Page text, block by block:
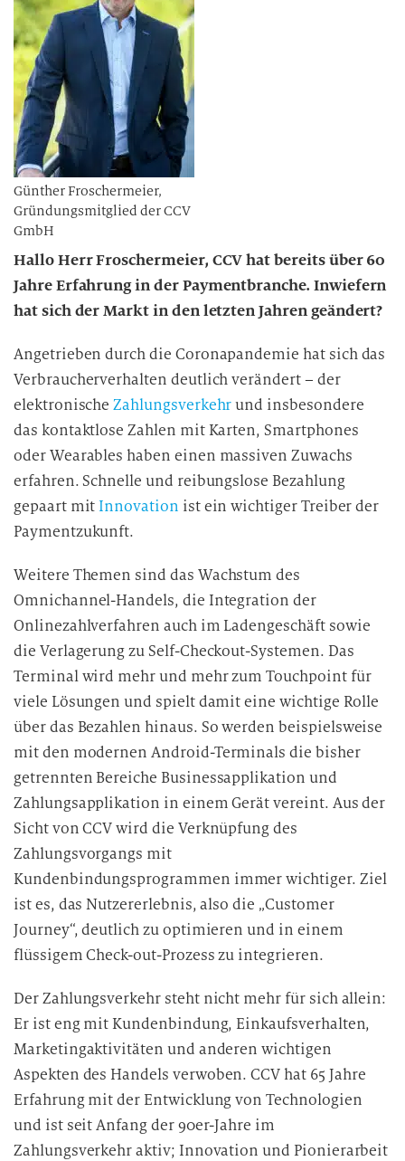
Günther Froschermeier,
Gründungsmitglied der CCV
GmbH
Hallo Herr Froschermeier, CCV hat bereits über 60
Jahre Erfahrung in der Paymentbranche. Inwiefern
hat sich der Markt in den letzten Jahren geändert?
Angetrieben durch die Coronapandemie hat sich das
Verbraucherverhalten deutlich verändert – der
elektronischeZahlungsverkehrund insbesondere
das kontaktlose Zahlen mit Karten, Smartphones
oder Wearables haben einen massiven Zuwachs
erfahren. Schnelle und reibungslose Bezahlung
gepaart mitInnovation ist ein wichtiger Treiber der
Paymentzukunft.
Weitere Themen sind das Wachstum des
Omnichannel-Handels, die Integration der
Onlinezahlverfahren auch im Ladengeschäft sowie
die Verlagerung zu Self-Checkout-Systemen. Das
Terminal wird mehr und mehr zum Touchpoint für
viele Lösungen und spielt damit eine wichtige Rolle
über das Bezahlen hinaus. So werden beispielsweise
mit den modernen Android-Terminals die bisher
getrennten Bereiche Businessapplikation und
Zahlungsapplikation in einem Gerät vereint. Aus der
Sicht von CCV wird die Verknüpfung des
Zahlungsvorgangs mit
Kundenbindungsprogrammen immer wichtiger. Ziel
ist es, das Nutzererlebnis, also die „Customer
Journey“, deutlich zu optimieren und in einem
flüssigem Check-out-Prozess zu integrieren.
Der Zahlungsverkehr steht nicht mehr für sich allein:
Er ist eng mit Kundenbindung, Einkaufsverhalten,
Marketingaktivitäten und anderen wichtigen
Aspekten des Handels verwoben. CCV hat 65 Jahre
Erfahrung mit der Entwicklung von Technologien
und ist seit Anfang der 90er-Jahre im
Zahlungsverkehr aktiv; Innovation und Pionierarbeit